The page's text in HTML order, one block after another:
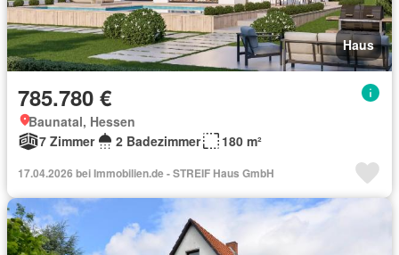
Haus
785.780 €
Baunatal, Hessen
7 Zimmer
2 Badezimmer 180 m²
17.04.2026 bei Immobilien.de - STREIF Haus GmbH